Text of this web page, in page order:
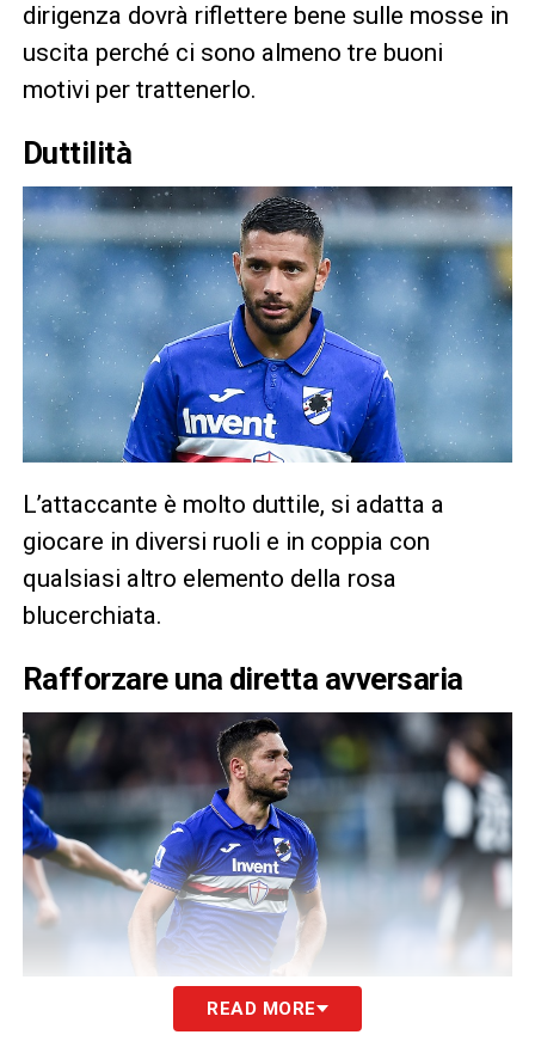
dirigenza dovrà riflettere bene sulle mosse in
uscita perché ci sono almeno tre buoni
motivi per trattenerlo.
Duttilità
L’attaccante è molto duttile, si adatta a
giocare in diversi ruoli e in coppia con
qualsiasi altro elemento della rosa
blucerchiata.
Rafforzare una diretta avversaria
In seconda battuta le destinazioni possibili
READ MORE